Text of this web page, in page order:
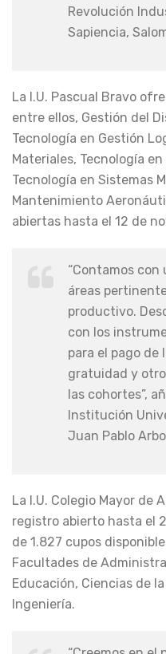
Revolución
Sapiencia,
La I.U. Pascual Bravo
entre ellos, Gestión del
Tecnología en Gestión
Materiales, Tecnología
Tecnología en Sistemas
Mantenimiento
abiertas hasta el 12 de
“Contamos
áreas
productivo.
con los
para el pago de
gratuidad y
las cohortes”,
Institución
Juan Pablo
La I.U. Colegio Mayor de
registro abierto hasta el
de 1.827 cupos
Facultades de
Educación, Ciencias de
Ingeniería.